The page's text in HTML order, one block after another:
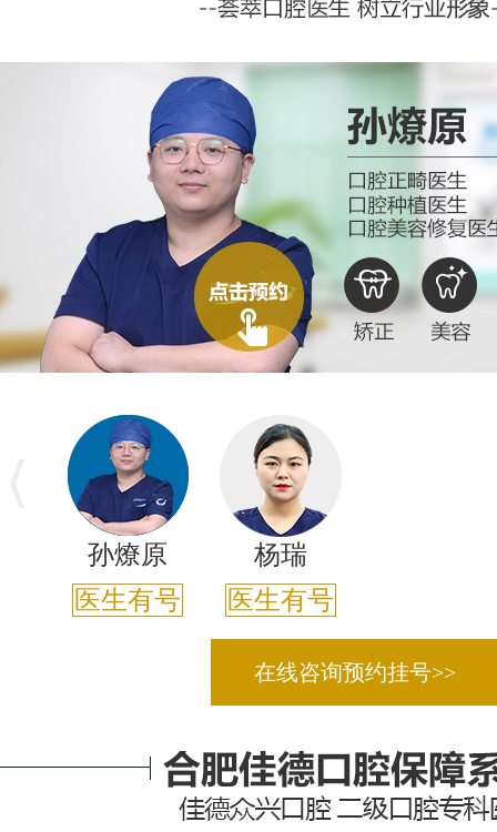
孙燎原
医生有号
杨瑞
医生有号
在线咨询预约挂号>>